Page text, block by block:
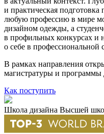
и практическая подготовка
любую профессию в мире
дизайном одежды, а
в профильных конкурсах и
о себе в профессиональной
В рамках направления
магистратуры и программы
Как поступить
Школа дизайна Высшей